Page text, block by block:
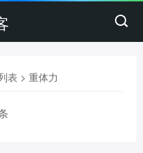
表 > 重体力